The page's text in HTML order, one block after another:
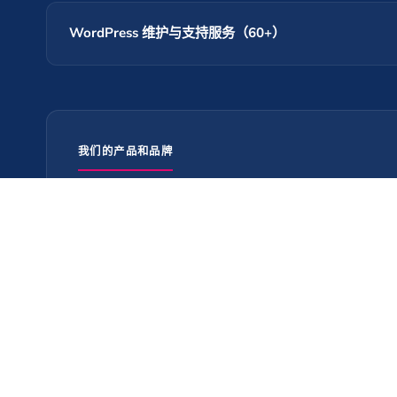
WordPress 维护与支持服务（60+）
我们的产品和品牌